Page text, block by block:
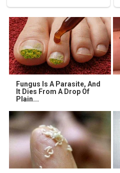
Fungus Is A Parasite, And
It Dies From A Drop Of
Plain...